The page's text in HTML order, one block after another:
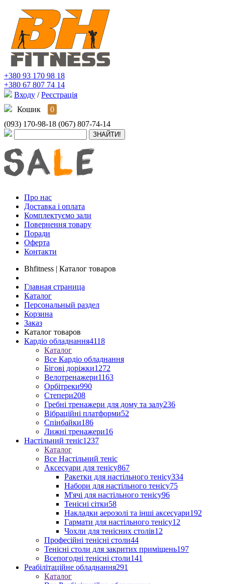
+380 93 170 98 18
+380 67 807 74 14
Входу / Реєстрація
Кошик
0
(093) 170-98-18 (067) 807-74-14
Про нас
Доставка і оплата
Комплектуємо зали
Повернення товару
Поради
Оферта
Контакти
Bhfitness | Каталог товаров
Главная страница
Каталог
Персональный раздел
Корзина
Заказ
Каталог товаров
Кардіо обладнання4118
Каталог
Все Кардіо обладнання
Бігові доріжки1272
Велотренажери1163
Орбітреки990
Степери208
Гребні тренажери для дому та залу236
Вібраційні платформи52
Спінбайки186
Лижні тренажери16
Настільний теніс1237
Каталог
Все Настільний теніс
Аксесуари для тенісу867
Ракетки для настільного тенісу334
Набори для настільного тенісу75
М'ячі для настільного тенісу96
Тенісні сітки58
Накладки аерозолі та інші аксесуари192
Гармати для настільного тенісу12
Чохли для тенісних столів12
Професійні тенісні столи44
Тенісні столи для закритих приміщень197
Всепогодні тенісні столи141
Реабілітаційне обладнання291
Каталог